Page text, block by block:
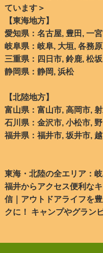
ています＞
【東海地方】
愛知県：名古屋, 豊田, 一
岐阜県：岐阜, 大垣, 各務
三重県：四日市, 鈴鹿, 松
静岡県：静岡, 浜松
【北陸地方】
富山県：富山市, 高岡市,
石川県：金沢市, 小松市,
福井県：福井市, 坂井市,
東海・北陸の全エリア：
福井からアクセス便利な
信｜アウトドアライフを
クに！ キャンプやグラン